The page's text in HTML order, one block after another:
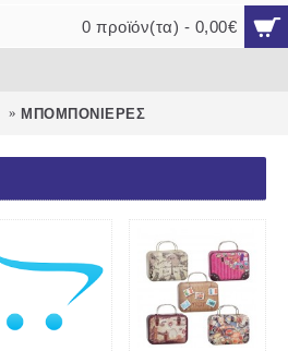
0 προϊόν(τα) - 0,00€
ΜΠΟΜΠΟΝΙΕΡΕΣ